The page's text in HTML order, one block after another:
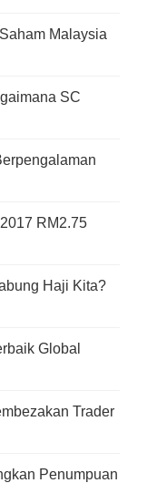
Malaysia
SC
RM2.75
Haji Kita?
Global
Trader
Penumpuan